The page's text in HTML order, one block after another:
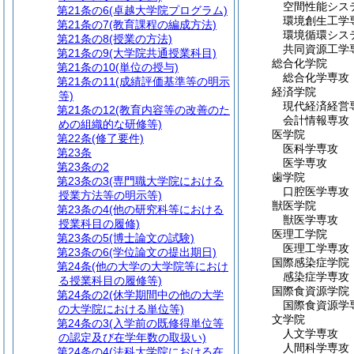
空間性能シス
環境創生工学
環境循環シス
共同資源工学
総合化学院
総合化学専攻
経済学院
現代経済経営
会計情報専攻
医学院
医科学専攻
医学専攻
歯学院
口腔医学専攻
獣医学院
獣医学専攻
医理工学院
医理工学専攻
国際感染症学院
感染症学専攻
国際食資源学院
国際食資源学
文学院
人文学専攻
人間科学専攻
第21条の6(卓越大学院プログラム)
第21条の7(教育課程の編成方法)
第21条の8(授業の方法)
第21条の9(大学院共通授業科目)
第21条の10(単位の授与)
第21条の11(成績評価基準等の明示
等)
第21条の12(教育内容等の改善のた
めの組織的な研修等)
第22条(修了要件)
第23条
第23条の2
第23条の3(専門職大学院における
授業方法等の明示等)
第23条の4(他の研究科等における
授業科目の履修)
第23条の5(博士論文の試験)
第23条の6(学位論文の提出期日)
第24条(他の大学の大学院等におけ
る授業科目の履修等)
第24条の2(休学期間中の他の大学
の大学院における単位等)
第24条の3(入学前の既修得単位等
の認定及び在学年数の取扱い)